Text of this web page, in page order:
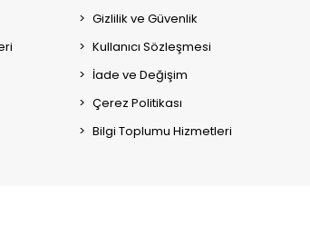
Gizlilik ve Güvenlik
Kullanıcı Sözleşmesi
İade ve Değişim
Çerez Politikası
Bilgi Toplumu Hizmetleri